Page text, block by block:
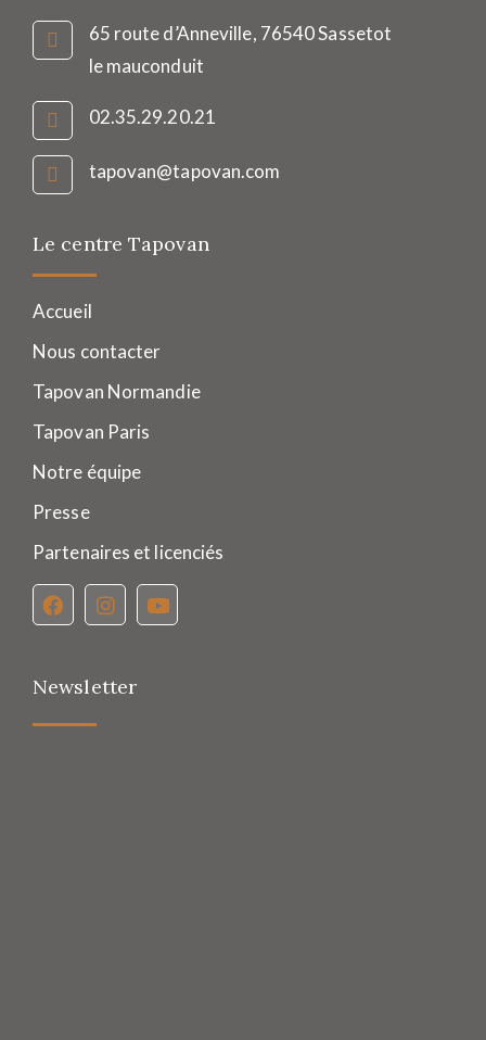
65 route d’Anneville, 76540 Sassetot
le mauconduit
02.35.29.20.21
tapovan@tapovan.com
Le centre Tapovan
Accueil
Nous contacter
Tapovan Normandie
Tapovan Paris
Notre équipe
Presse
Partenaires et licenciés
Newsletter